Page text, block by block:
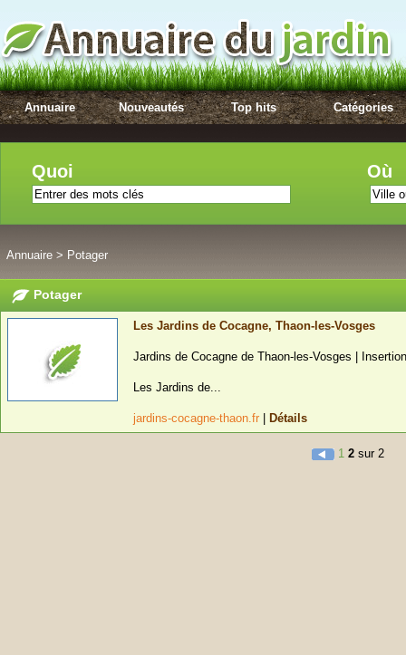
Annuaire Nouveautés Top hits Catégories
Quoi Où
Annuaire > Potager
Potager
Les Jardins de Cocagne, Thaon-les-Vosges
Jardins de Cocagne de Thaon-les-Vosges |
Les Jardins de...
jardins-cocagne-thaon.fr Détails
1 2 sur 2